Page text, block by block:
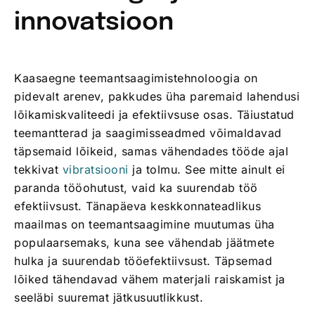
innovatsioon
Kaasaegne teemantsaagimistehnoloogia on
pidevalt arenev, pakkudes üha paremaid lahendusi
lõikamiskvaliteedi ja efektiivsuse osas. Täiustatud
teemantterad ja saagimisseadmed võimaldavad
täpsemaid lõikeid, samas vähendades tööde ajal
tekkivat vibratsiooni ja tolmu. See mitte ainult ei
paranda tööohutust, vaid ka suurendab töö
efektiivsust. Tänapäeva keskkonnateadlikus
maailmas on teemantsaagimine muutumas üha
populaarsemaks, kuna see vähendab jäätmete
hulka ja suurendab tööefektiivsust. Täpsemad
lõiked tähendavad vähem materjali raiskamist ja
seeläbi suuremat jätkusuutlikkust.